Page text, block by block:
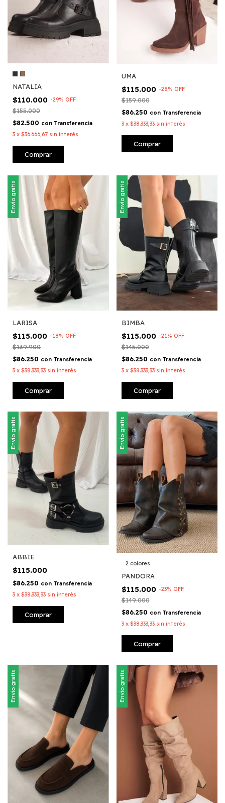
NATALIA
$110.000 -29% OFF
$155.000
$82.500 con Transferencia
3 x $36.666,67 sin interés
Comprar
UMA
$115.000 -28% OFF
$159.000
$86.250 con Transferencia
3 x $38.333,33 sin interés
Comprar
Envío gratis
LARISA
$115.000 -18% OFF
$139.900
$86.250 con Transferencia
3 x $38.333,33 sin interés
Comprar
Envío gratis
BIMBA
$115.000 -21% OFF
$145.000
$86.250 con Transferencia
3 x $38.333,33 sin interés
Comprar
Envío gratis
ABBIE
$115.000
$86.250 con Transferencia
3 x $38.333,33 sin interés
Comprar
Envío gratis
2 colores
PANDORA
$115.000 -23% OFF
$149.000
$86.250 con Transferencia
3 x $38.333,33 sin interés
Comprar
Envío gratis Envío gratis